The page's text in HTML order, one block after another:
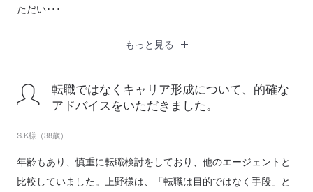
ただい･･･
もっと見る
転職ではなくキャリア形成について、的確な
アドバイスをいただきました。
S.K様（38歳）
年齢もあり、慎重に転職検討をしており、他のエージェントと
比較していました。上野様は、「転職は目的ではなく手段」と